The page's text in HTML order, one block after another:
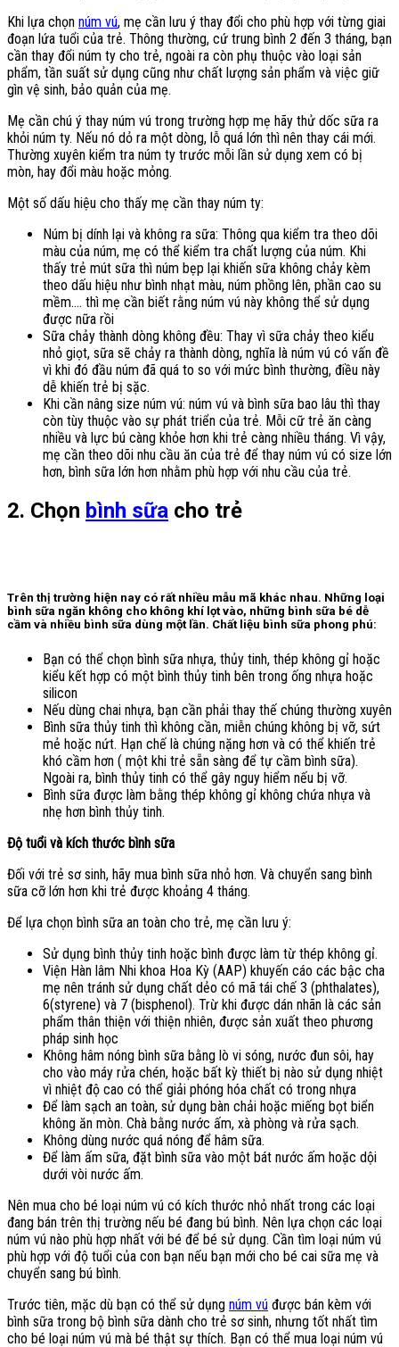
Khi lựa chọn núm vú, mẹ cần lưu ý thay đổi cho phù hợp với từng giai
đoạn lứa tuổi của trẻ. Thông thường, cứ trung bình 2 đến 3 tháng, bạn
cần thay đổi núm ty cho trẻ, ngoài ra còn phụ thuộc vào loại sản
phẩm, tần suất sử dụng cũng như chất lượng sản phẩm và việc giữ
gìn vệ sinh, bảo quản của mẹ.
Mẹ cần chú ý thay núm vú trong trường hợp mẹ hãy thử dốc sữa ra
khỏi núm ty. Nếu nó dỏ ra một dòng, lỗ quá lớn thì nên thay cái mới.
Thường xuyên kiểm tra núm ty trước mỗi lần sử dụng xem có bị
mòn, hay đổi màu hoặc mỏng.
Một số dấu hiệu cho thấy mẹ cần thay núm ty:
Núm bị dính lại và không ra sữa: Thông qua kiểm tra theo dõi
màu của núm, mẹ có thể kiểm tra chất lượng của núm. Khi
thấy trẻ mút sữa thì núm bẹp lại khiến sữa không chảy kèm
theo dấu hiệu như bình nhạt màu, núm phồng lên, phần cao su
mềm…. thì mẹ cần biết rằng núm vú này không thể sử dụng
được nữa rồi
Sữa chảy thành dòng không đều: Thay vì sữa chảy theo kiểu
nhỏ giọt, sữa sẽ chảy ra thành dòng, nghĩa là núm vú có vấn đề
vì khi đó đầu núm đã quá to so với mức bình thường, điều này
dễ khiến trẻ bị sặc.
Khi cần nâng size núm vú: núm vú và bình sữa bao lâu thì thay
còn tùy thuộc vào sự phát triển của trẻ. Mỗi cữ trẻ ăn càng
nhiều và lực bú càng khỏe hơn khi trẻ càng nhiều tháng. Vì vậy,
mẹ cần theo dõi nhu cầu ăn của trẻ để thay núm vú có size lớn
hơn, bình sữa lớn hơn nhằm phù hợp với nhu cầu của trẻ.
2. Chọn bình sữa cho trẻ
Trên thị trường hiện nay có rất nhiều mẫu mã khác nhau. Những loại
bình sữa ngăn không cho không khí lọt vào, những bình sữa bé dễ
cầm và nhiều bình sữa dùng một lần. Chất liệu bình sữa phong phú:
Bạn có thể chọn bình sữa nhựa, thủy tinh, thép không gỉ hoặc
kiểu kết hợp có một bình thủy tinh bên trong ống nhựa hoặc
silicon
Nếu dùng chai nhựa, bạn cần phải thay thế chúng thường xuyên
Bình sữa thủy tinh thì không cần, miễn chúng không bị vỡ, sứt
mẻ hoặc nứt. Hạn chế là chúng nặng hơn và có thể khiến trẻ
khó cầm hơn ( một khi trẻ sẵn sàng để tự cầm bình sữa).
Ngoài ra, bình thủy tinh có thể gây nguy hiểm nếu bị vỡ.
Bình sữa được làm bằng thép không gỉ không chứa nhựa và
nhẹ hơn bình thủy tinh.
Độ tuổi và kích thước bình sữa
Đối với trẻ sơ sinh, hãy mua bình sữa nhỏ hơn. Và chuyển sang bình
sữa cỡ lớn hơn khi trẻ được khoảng 4 tháng.
Để lựa chọn bình sữa an toàn cho trẻ, mẹ cần lưu ý:
Sử dụng bình thủy tinh hoặc bình được làm từ thép không gỉ.
Viện Hàn lâm Nhi khoa Hoa Kỳ (AAP) khuyến cáo các bậc cha
mẹ nên tránh sử dụng chất dẻo có mã tái chế 3 (phthalates),
6(styrene) và 7 (bisphenol). Trừ khi được dán nhãn là các sản
phẩm thân thiện với thiện nhiên, được sản xuất theo phương
pháp sinh học
Không hâm nóng bình sữa bằng lò vi sóng, nước đun sôi, hay
cho vào máy rửa chén, hoặc bất kỳ thiết bị nào sử dụng nhiệt
vì nhiệt độ cao có thể giải phóng hóa chất có trong nhựa
Để làm sạch an toàn, sử dụng bàn chải hoặc miếng bọt biển
không ăn mòn. Chà bằng nước ấm, xà phòng và rửa sạch.
Không dùng nước quá nóng để hâm sữa.
Để làm ấm sữa, đặt bình sữa vào một bát nước ấm hoặc dội
dưới vòi nước ấm.
Nên mua cho bé loại núm vú có kích thước nhỏ nhất trong các loại
đang bán trên thị trường nếu bé đang bú bình. Nên lựa chọn các loại
núm vú nào phù hợp nhất với bé để bé sử dụng. Cần tìm loại núm vú
phù hợp với độ tuổi của con bạn nếu bạn mới cho bé cai sữa mẹ và
chuyển sang bú bình.
Trước tiên, mặc dù bạn có thể sử dụng núm vú được bán kèm với
bình sữa trong bộ bình sữa dành cho trẻ sơ sinh, nhưng tốt nhất tìm
cho bé loại núm vú mà bé thật sự thích. Bạn có thể mua loại núm vú